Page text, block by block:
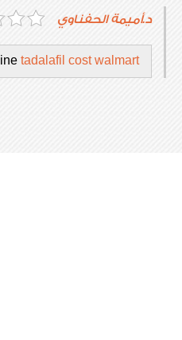
د.أميمة الحفناوي
tadalafil cost walmart